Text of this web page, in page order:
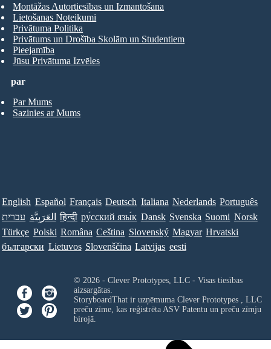
par
Par Mums
Sazinies ar Mums
Montāžas Autortiesības un Izmantošana
Lietošanas Noteikumi
Privātuma Politika
Privātums un Drošība Skolām un Studentiem
Pieejamība
Jūsu Privātuma Izvēles
English Español Français Deutsch Italiana Nederlands Português
עברית العَرَبِيَّة हिन्दी ру́сский язы́к Dansk Svenska Suomi Norsk
Türkçe Polski Româna Ceština Slovenský Magyar Hrvatski
български Lietuvos Slovenščina Latvijas eesti
© 2026 - Clever Prototypes, LLC - Visas tiesības
aizsargātas.
StoryboardThat ir uzņēmuma Clever Prototypes , LLC
preču zīme, kas reģistrēta ASV Patentu un preču zīmju
birojā.